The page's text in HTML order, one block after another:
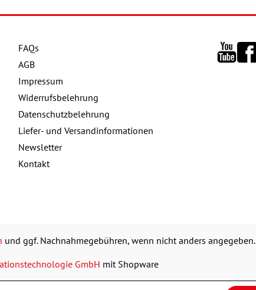
FAQs
AGB
Impressum
Widerrufsbelehrung
Datenschutzbelehrung
Liefer- und Versandinformationen
Newsletter
Kontakt
und ggf. Nachnahmegebühren, wenn nicht anders angegeben.
GmbH mit Shopware